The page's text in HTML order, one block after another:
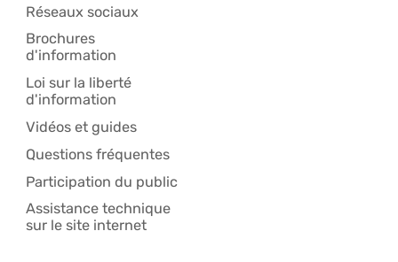
Réseaux sociaux
Brochures
d'information
Loi sur la liberté
d'information
Vidéos et guides
Questions fréquentes
Participation du public
Assistance technique
sur le site internet